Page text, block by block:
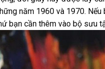
năm 1960 và 1970.
bạn cần thêm vào bộ sưu